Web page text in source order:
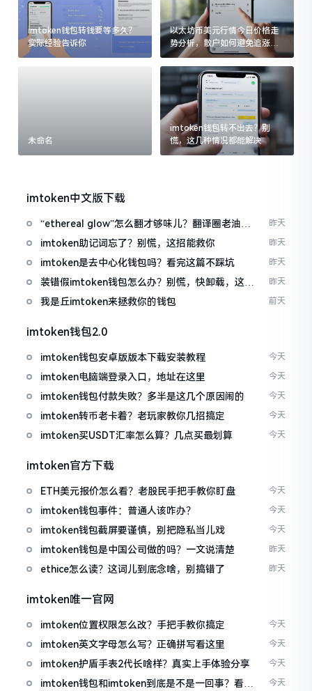
imtoken钱包转钱要等多久？
实际经验告诉你
以太坊币美元行情今日价格走
势分析，散户如何避免追涨杀
跌被套牢
未命名
imtoken钱包转不出去？别
慌，这几种情况都能解决
imtoken中文版下载
“ethereal glow”怎么翻才够味儿？翻译圈老油条
的私房话
昨天
imtoken助记词忘了？别慌，这招能救你 昨天
imtoken是去中心化钱包吗？看完这篇不踩坑 昨天
装错假imtoken钱包怎么办？别慌，快卸载，这几
招能救急
昨天
我是丘imtoken来拯救你的钱包 前天
imtoken钱包2.0
imtoken钱包安卓版版本下载安装教程 今天
imtoken电脑端登录入口，地址在这里 今天
imtoken钱包付款失败？多半是这几个原因闹的 今天
imtoken转币老卡着？老玩家教你几招搞定 今天
imtoken买USDT汇率怎么算？几点买最划算 今天
imtoken官方下载
ETH美元报价怎么看？老股民手把手教你盯盘 今天
imtoken钱包事件：普通人该咋办？ 今天
imtoken钱包截屏要谨慎，别把隐私当儿戏 今天
imtoken钱包是中国公司做的吗？一文说清楚 昨天
ethice怎么读？这词儿到底念啥，别搞错了 昨天
imtoken唯一官网
imtoken位置权限怎么改？手把手教你搞定 今天
imtoken英文字母怎么写？正确拼写看这里 今天
imtoken护盾手表2代长啥样？真实上手体验分享 今天
imtoken钱包和imtoken到底是不是一回事？看完
今天